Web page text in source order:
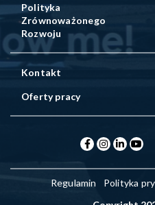
Polityka
Zrównoważonego
Rozwoju
Kontakt
Oferty pracy
Regulamin Polityka